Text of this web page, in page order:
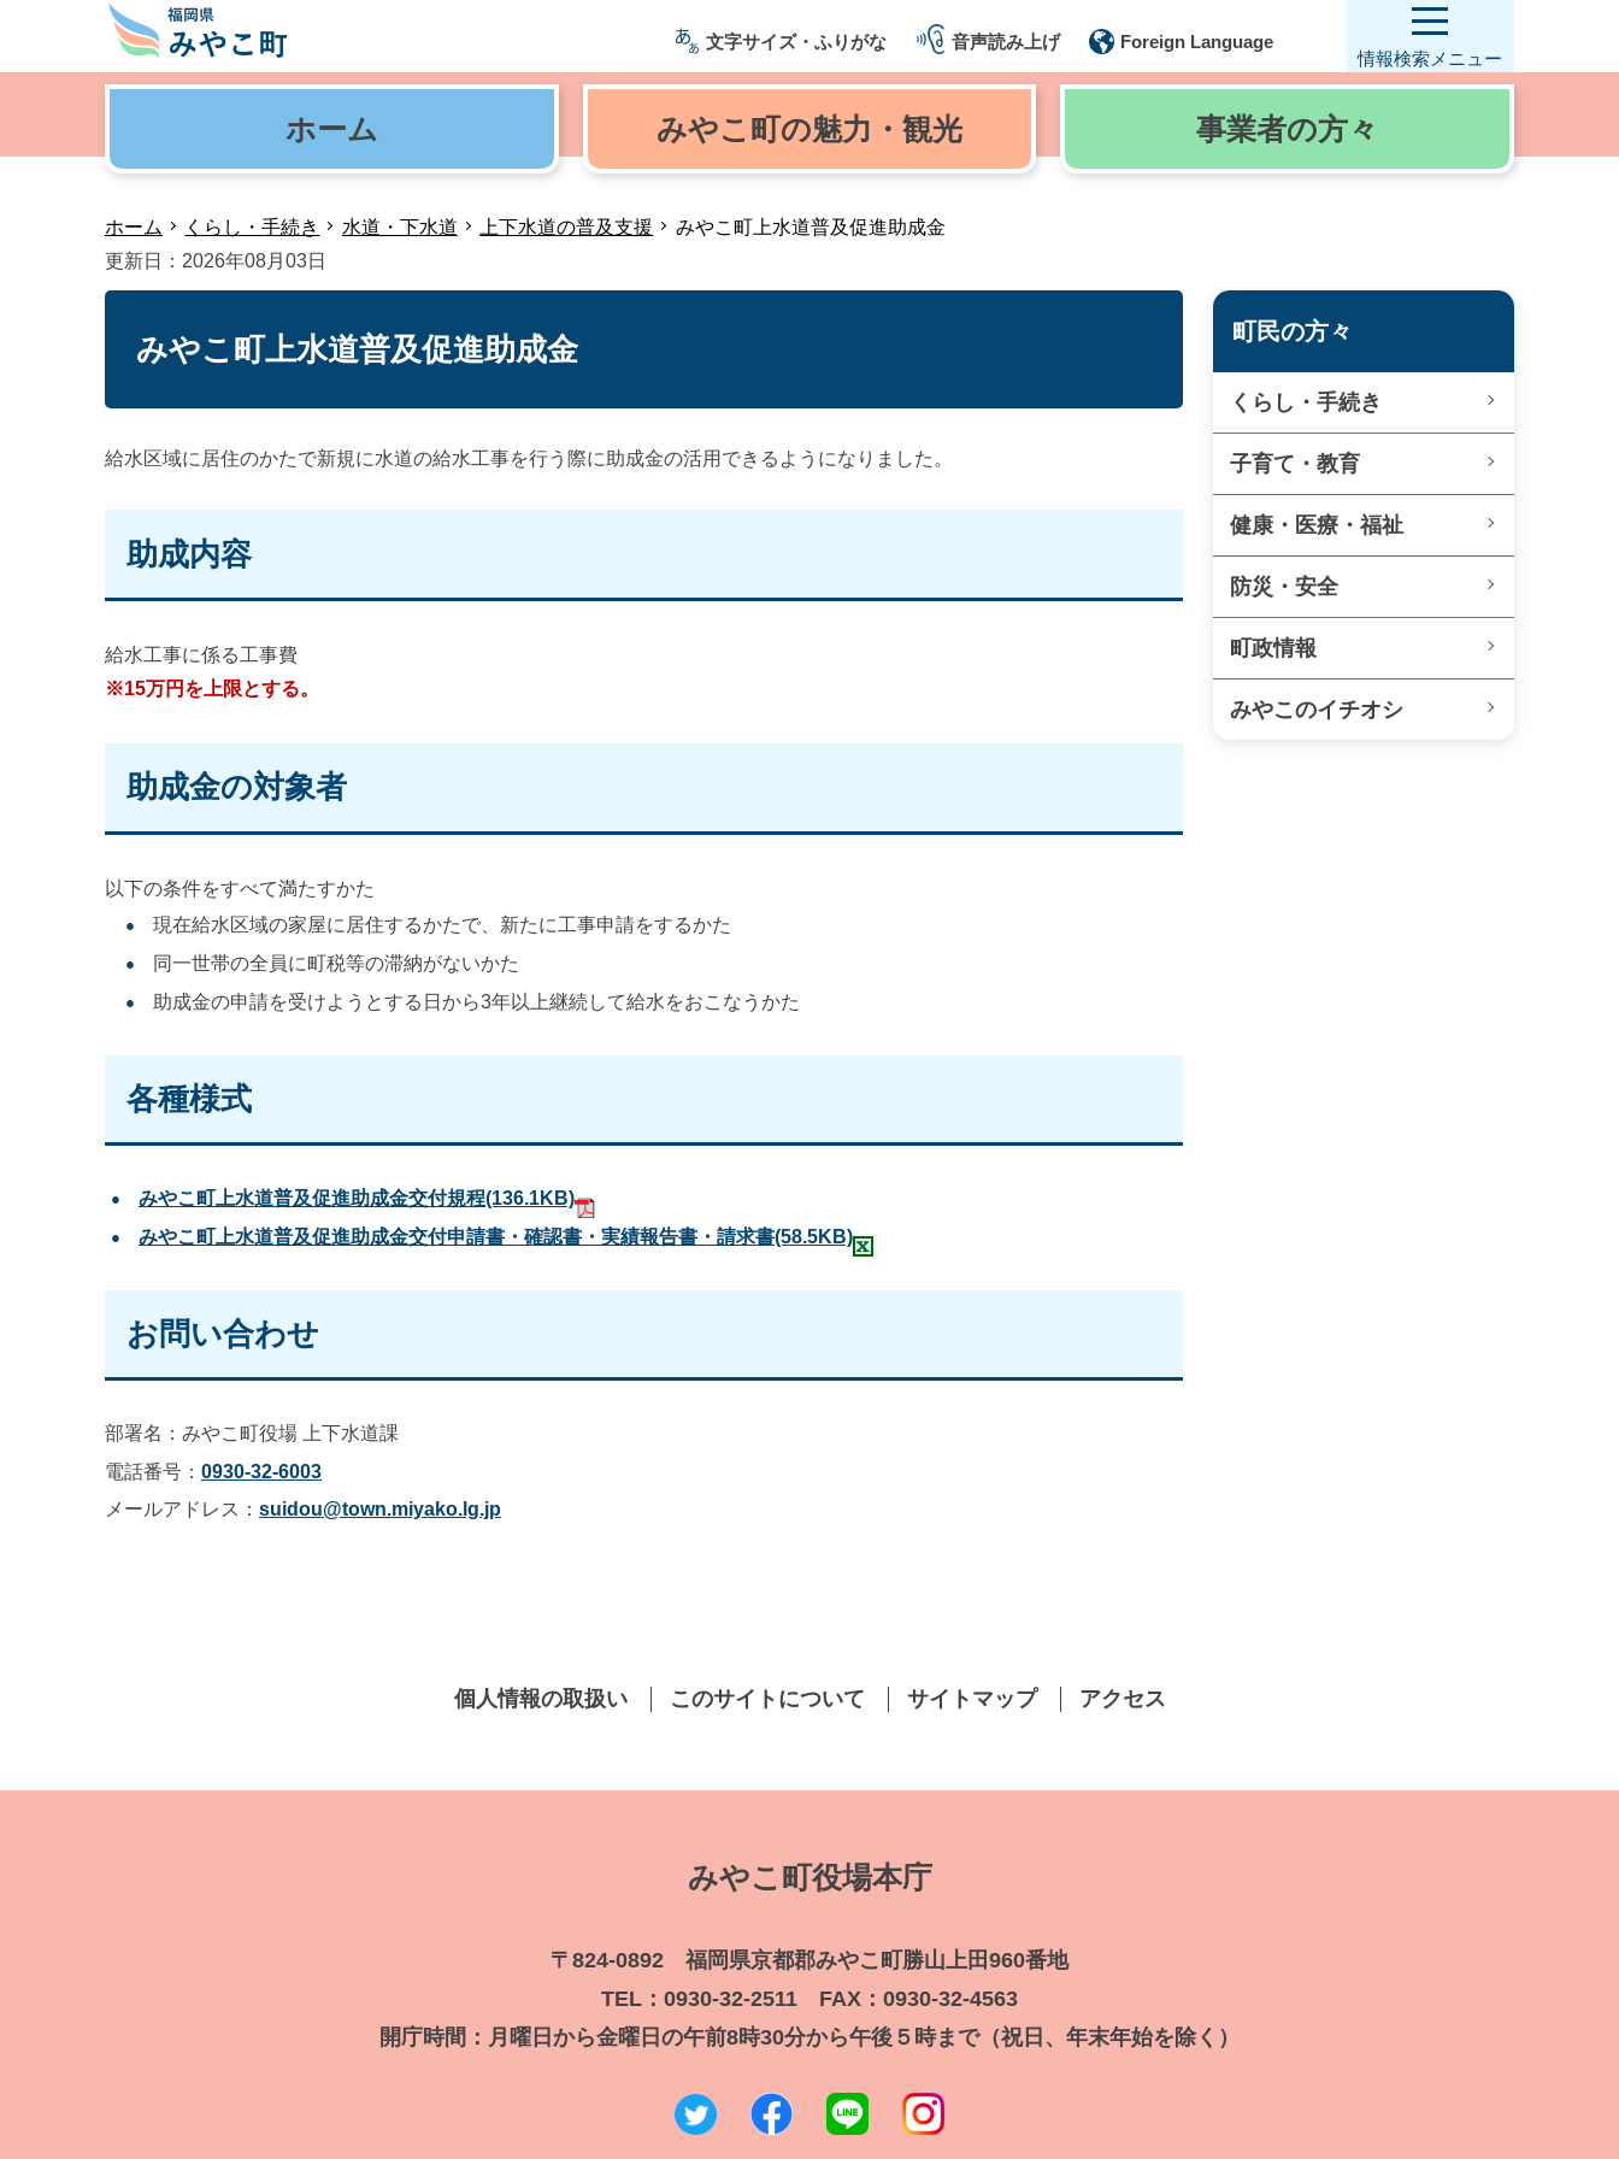
文字サイズ・ふりがな 音声読み上げ
Foreign Language
情報検索 メニュー
ホーム みやこ町の魅力・観光 事業者の方々
ホーム くらし・手続き 水道・下水道 上下水道の普及支援
みやこ町上水道普及促進助成金
更新日：2026年08月03日
みやこ町上水道普及促進助成金
給水区域に居住のかたで新規に水道の給水工事を行う際に助成金の活用できるようになりました。
助成内容
給水工事に係る工事費
※15万円を上限とする。
助成金の対象者
以下の条件をすべて満たすかた
現在給水区域の家屋に居住するかたで、新たに工事申請をするかた
同一世帯の全員に町税等の滞納がないかた
助成金の申請を受けようとする日から3年以上継続して給水をおこなうかた
各種様式
みやこ町上水道普及促進助成金交付規程(136.1KB)
みやこ町上水道普及促進助成金交付申請書・確認書・実績報告書・請求書(58.5KB)
お問い合わせ
部署名：みやこ町役場 上下水道課
電話番号： 0930-32-6003
メールアドレス： suidou@town.miyako.lg.jp
町民の方々
くらし・手続き
子育て・教育
健康・医療・福祉
防災・安全
町政情報
みやこのイチオシ
個人情報の取扱い このサイトについて サイトマップ アクセス
みやこ町役場本庁
〒824-0892 福岡県京都郡みやこ町勝山上田960番地
TEL：0930-32-2511 FAX：0930-32-4563
開庁時間：月曜日から金曜日の午前8時30分から午後５時まで（祝日、年末年始を除く）